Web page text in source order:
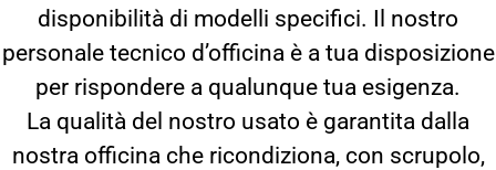
disponibilità di modelli specifici. Il nostro
personale tecnico d’officina è a tua disposizione
per rispondere a qualunque tua esigenza.
La qualità del nostro usato è garantita dalla
nostra officina che ricondiziona, con scrupolo,